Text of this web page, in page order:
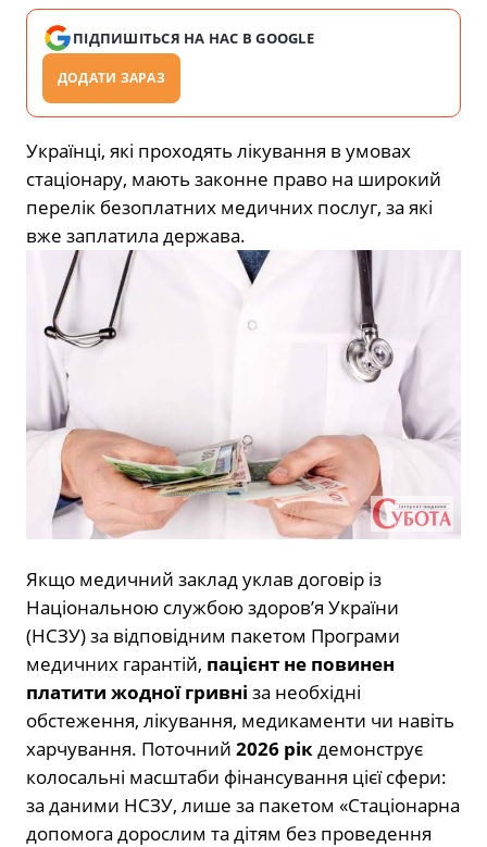
ПІДПИШІТЬСЯ НА НАС В GOOGLE
ДОДАТИ ЗАРАЗ
Українці, які проходять лікування в умовах
стаціонару, мають законне право на широкий
перелік безоплатних медичних послуг, за які
вже заплатила держава.
Якщо медичний заклад уклав договір із
Національною службою здоров’я України
(НСЗУ) за відповідним пакетом Програми
медичних гарантій, пацієнт не повинен
платити жодної гривні за необхідні
обстеження, лікування, медикаменти чи навіть
харчування. Поточний 2026 рікдемонструє
колосальні масштаби фінансування цієї сфери:
за даними НСЗУ, лише за пакетом «Стаціонарна
допомога дорослим та дітям без проведення